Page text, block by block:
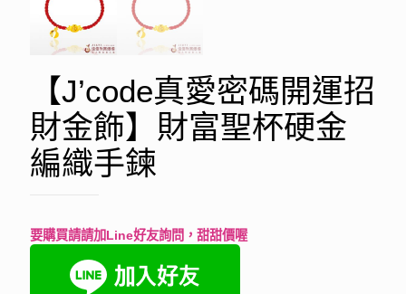
【J’code真愛密碼開運招
財金飾】財富聖杯硬金
編織手鍊
要購買請請加Line好友詢問，甜甜價喔